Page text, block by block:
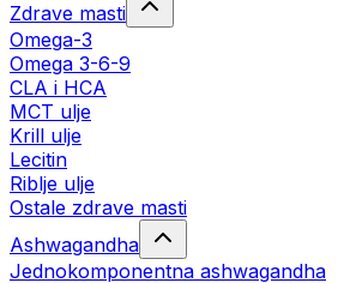
Zdrave masti
Omega-3
Omega 3-6-9
CLA i HCA
MCT ulje
Krill ulje
Lecitin
Riblje ulje
Ostale zdrave masti
Ashwagandha
Jednokomponentna ashwagandha